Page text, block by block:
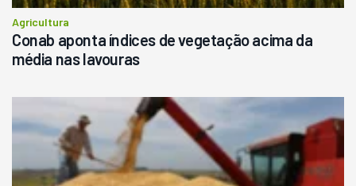
Agricultura
Conab aponta índices de vegetação acima da
média nas lavouras